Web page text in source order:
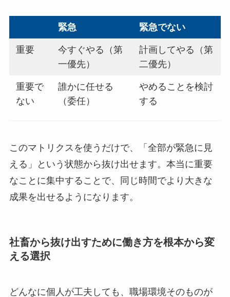
緊急 緊急でない
重要
今すぐやる（第
一優先）
計画してやる（第
二優先）
重要で
ない
誰かに任せる
（委任）
やめることを検討
する
このマトリクスを使うだけで、「全部が緊急に見
える」という状態から抜け出せます。本当に重要
なことに集中することで、同じ時間でより大きな
成果を出せるようになります。
社畜から抜け出すために働き方を根本から変
える選択
どんなに個人が工夫しても、職場環境そのものが